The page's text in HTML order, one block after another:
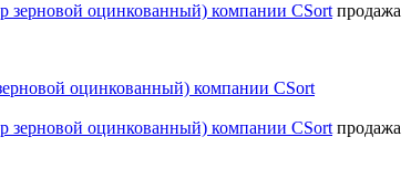
продажа
оцинкованный) компании CSort
продажа